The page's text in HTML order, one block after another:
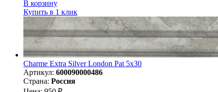
В корзину
Купить в 1 клик
Charme Extra Silver London Pat 5x30
Артикул: 600090000486
Страна: Россия